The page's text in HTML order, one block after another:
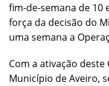
fim-de-semana de 10
força da decisão do
uma semana a
Com a ativação
Município de Aveiro,